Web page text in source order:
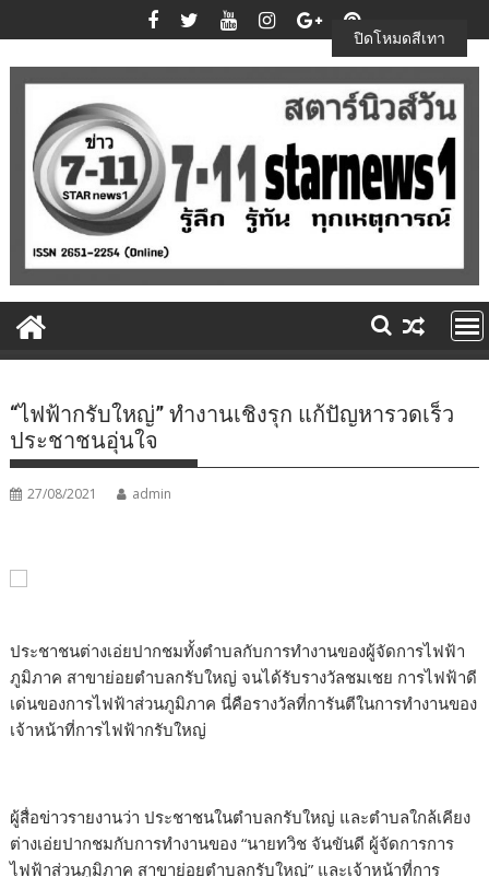
to
content
“ไฟฟ้ากรับใหญ่” ทำงานเชิงรุก แก้ปัญหารวดเร็ว
ประชาชนอุ่นใจ
27/08/2021 admin
ประชาชนต่างเอ่ยปากชมทั้งตำบลกับการทำงานของผู้จัดการไฟฟ้า
ภูมิภาค สาขาย่อยตำบลกรับใหญ่ จนได้รับรางวัลชมเชย การไฟฟ้าดี
เด่นของการไฟฟ้าส่วนภูมิภาค นี่คือรางวัลที่การันตีในการทำงานของ
เจ้าหน้าที่การไฟฟ้ากรับใหญ่
ผู้สื่อข่าวรายงานว่า ประชาชนในตำบลกรับใหญ่ และตำบลใกล้เคียง
ต่างเอ่ยปากชมกับการทำงานของ “นายทวิช จันขันดี ผู้จัดการการ
ไฟฟ้าส่วนภูมิภาค สาขาย่อยตำบลกรับใหญ่” และเจ้าหน้าที่การ
ปิดโหมดสีเทา